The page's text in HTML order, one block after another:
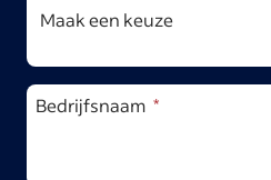
Bedrijfsnaam